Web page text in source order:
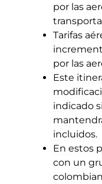
por las
Tarifas
por las
Este
indicado
incluidos.
En estos
con un